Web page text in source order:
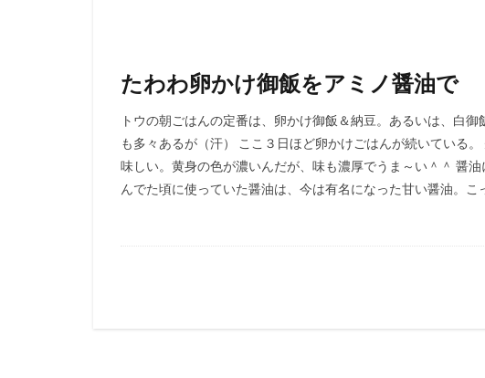
たわわ卵かけ御飯をアミノ醤油で
トウの朝ごはんの定番は、卵かけ御飯＆納豆。あるいは、白
も多々あるが（汗） ここ３日ほど卵かけごはんが続いている
味しい。黄身の色が濃いんだが、味も濃厚でうま～い＾＾ 醤
んでた頃に使っていた醤油は、今は有名になった甘い醤油。